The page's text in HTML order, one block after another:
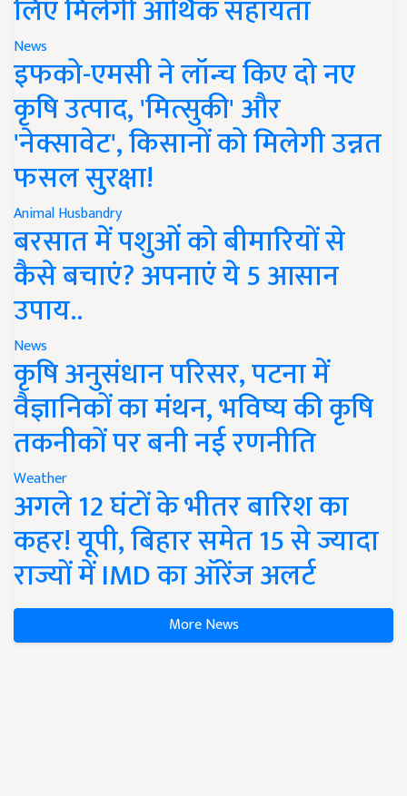
लिए मिलेगी आर्थिक सहायता
News
इफको-एमसी ने लॉन्च किए दो नए
कृषि उत्पाद, 'मित्सुकी' और
'नेक्सावेट', किसानों को मिलेगी उन्नत
फसल सुरक्षा!
Animal Husbandry
बरसात में पशुओं को बीमारियों से
कैसे बचाएं? अपनाएं ये 5 आसान
उपाय..
News
कृषि अनुसंधान परिसर, पटना में
वैज्ञानिकों का मंथन, भविष्य की कृषि
तकनीकों पर बनी नई रणनीति
Weather
अगले 12 घंटों के भीतर बारिश का
कहर! यूपी, बिहार समेत 15 से ज्यादा
राज्यों में IMD का ऑरेंज अलर्ट
More News